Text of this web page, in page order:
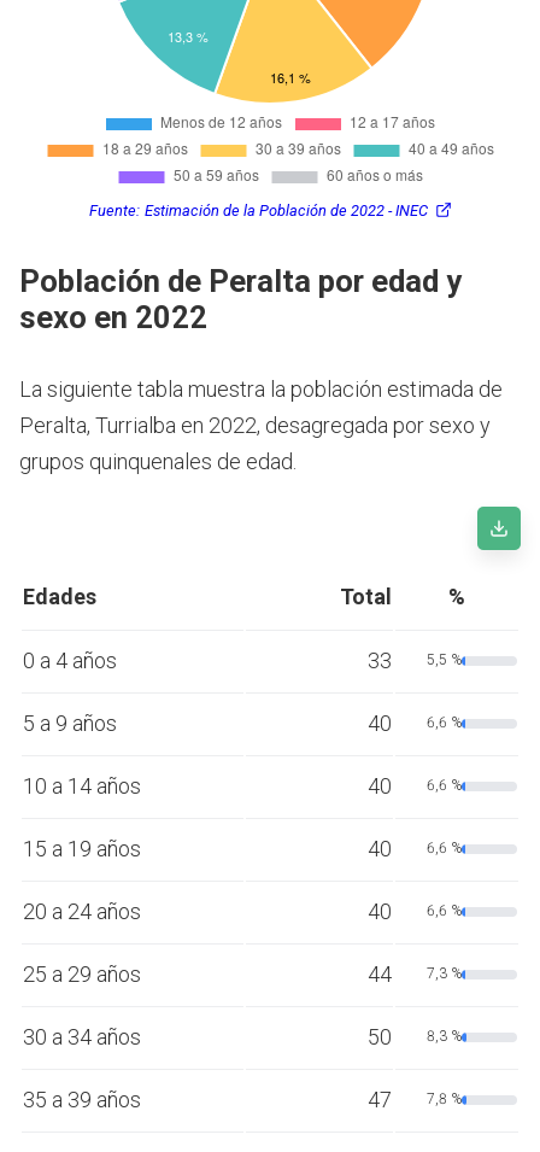
Fuente: Estimación de la Población de 2022 - INEC
Población de Peralta por edad y
sexo en 2022
La siguiente tabla muestra la población estimada de
Peralta, Turrialba en 2022, desagregada por sexo y
grupos quinquenales de edad.
Edades Total %
0 a 4 años 33 5,5 %
5 a 9 años 40 6,6 %
10 a 14 años 40 6,6 %
15 a 19 años 40 6,6 %
20 a 24 años 40 6,6 %
25 a 29 años 44 7,3 %
30 a 34 años 50 8,3 %
35 a 39 años 47 7,8 %